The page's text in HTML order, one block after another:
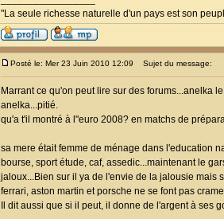
"La seule richesse naturelle d'un pays est son
Posté le: Mer 23 Juin 2010 12:09 Sujet du message:
Marrant ce qu'on peut lire sur des forums...anelka
anelka...pitié.
qu'a t'il montré à l"euro 2008? en matchs de
sa mere était femme de ménage dans l'education
bourse, sport étude, caf, assedic...maintenant le
jaloux...Bien sur il ya de l'envie de la jalousie mais
ferrari, aston martin et porsche ne se font pas
Il dit aussi que si il peut, il donne de l'argent à ses